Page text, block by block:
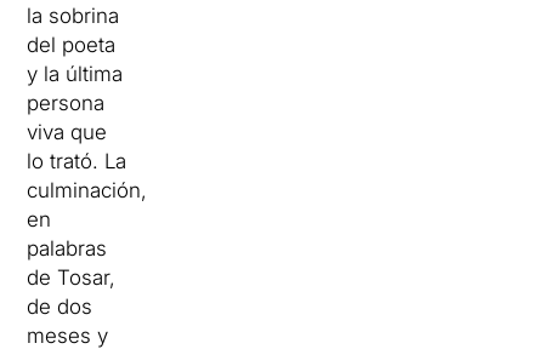
la sobrina
del poeta
y la última
persona
viva que
lo trató. La
culminación,
en
palabras
de Tosar,
de dos
meses y